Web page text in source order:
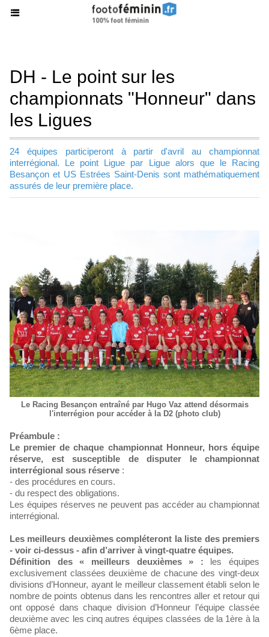
DH - Le point sur les
championnats "Honneur" dans
les Ligues
24 équipes participeront à partir d'avril au championnat
interrégional. Le point Ligue par Ligue alors que le Racing
Besançon et US Estrées Saint-Denis sont mathématiquement
assurés de leur première place.
Le Racing Besançon entraîné par Hugo Vaz attend désormais
l'interrégion pour accéder à la D2 (photo club)
Préambule :
Le premier de chaque championnat Honneur, hors équipe
réserve, est susceptible de disputer le championnat
interrégional sous réserve :
- des procédures en cours.
- du respect des obligations.
Les équipes réserves ne peuvent pas accéder au championnat
interrégional.
Les meilleurs deuxièmes compléteront la liste des premiers
- voir ci-dessus - afin d’arriver à vingt-quatre équipes.
Définition des « meilleurs deuxièmes » : les équipes
exclusivement classées deuxième de chacune des vingt-deux
divisions d’Honneur, ayant le meilleur classement établi selon le
nombre de points obtenus dans les rencontres aller et retour qui
ont opposé dans chaque division d’Honneur l’équipe classée
deuxième avec les cinq autres équipes classées de la 1ère à la
6ème place.